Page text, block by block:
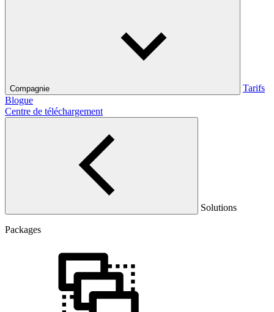
Compagnie
Tarifs
Blogue
Centre de téléchargement
Solutions
Packages